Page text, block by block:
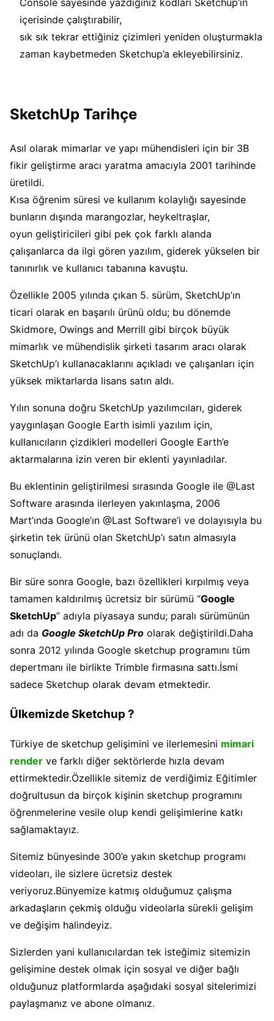
Console sayesinde yazdığınız kodları Sketchup’ın
içerisinde çalıştırabilir,
sık sık tekrar ettiğiniz çizimleri yeniden oluşturmakla
zaman kaybetmeden Sketchup’a ekleyebilirsiniz.
SketchUp Tarihçe
Asıl olarak mimarlar ve yapı mühendisleri için bir 3B
fikir geliştirme aracı yaratma amacıyla 2001 tarihinde
üretildi.
Kısa öğrenim süresi ve kullanım kolaylığı sayesinde
bunların dışında marangozlar, heykeltraşlar,
oyun geliştiricileri gibi pek çok farklı alanda
çalışanlarca da ilgi gören yazılım, giderek yükselen bir
tanınırlık ve kullanıcı tabanına kavuştu.
Özellikle 2005 yılında çıkan 5. sürüm, SketchUp’ın
ticari olarak en başarılı ürünü oldu; bu dönemde
Skidmore, Owings and Merrill gibi birçok büyük
mimarlık ve mühendislik şirketi tasarım aracı olarak
SketchUp’ı kullanacaklarını açıkladı ve çalışanları için
yüksek miktarlarda lisans satın aldı.
Yılın sonuna doğru SketchUp yazılımcıları, giderek
yaygınlaşan Google Earth isimli yazılım için,
kullanıcıların çizdikleri modelleri Google Earth’e
aktarmalarına izin veren bir eklenti yayınladılar.
Bu eklentinin geliştirilmesi sırasında Google ile @Last
Software arasında ilerleyen yakınlaşma, 2006
Mart’ında Google’ın @Last Software’i ve dolayısıyla bu
şirketin tek ürünü olan SketchUp’ı satın almasıyla
sonuçlandı.
Bir süre sonra Google, bazı özellikleri kırpılmış veya
tamamen kaldırılmış ücretsiz bir sürümü “Google
SketchUp” adıyla piyasaya sundu; paralı sürümünün
adı da Google SketchUp Pro olarak değiştirildi.Daha
sonra 2012 yılında Google sketchup programını tüm
depertmanı ile birlikte Trimble firmasına sattı.İsmi
sadece Sketchup olarak devam etmektedir.
Ülkemizde Sketchup ?
Türkiye de sketchup gelişimini ve ilerlemesini mimari
render ve farklı diğer sektörlerde hızla devam
ettirmektedir.Özellikle sitemiz de verdiğimiz Eğitimler
doğrultusun da birçok kişinin sketchup programını
öğrenmelerine vesile olup kendi gelişimlerine katkı
sağlamaktayız.
Sitemiz bünyesinde 300’e yakın sketchup programı
videoları, ile sizlere ücretsiz destek
veriyoruz.Bünyemize katmış olduğumuz çalışma
arkadaşların çekmiş olduğu videolarla sürekli gelişim
ve değişim halindeyiz.
Sizlerden yani kullanıcılardan tek isteğimiz sitemizin
gelişimine destek olmak için sosyal ve diğer bağlı
olduğunuz platformlarda aşağıdaki sosyal sitelerimizi
paylaşmanız ve abone olmanız.